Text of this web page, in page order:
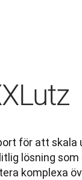
för att
lösning
komplexa